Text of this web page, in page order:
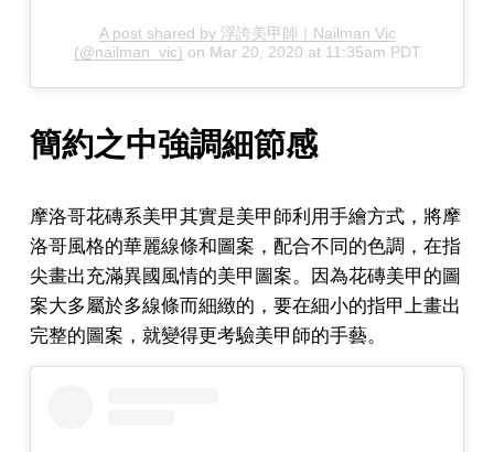
A post shared by 浮誇美甲師｜Nailman Vic
(@nailman_vic) on Mar 20, 2020 at 11:35am PDT
簡約之中強調細節感
摩洛哥花磚系美甲其實是美甲師利用手繪方式，將摩
洛哥風格的華麗線條和圖案，配合不同的色調，在指
尖畫出充滿異國風情的美甲圖案。因為花磚美甲的圖
案大多屬於多線條而細緻的，要在細小的指甲上畫出
完整的圖案，就變得更考驗美甲師的手藝。